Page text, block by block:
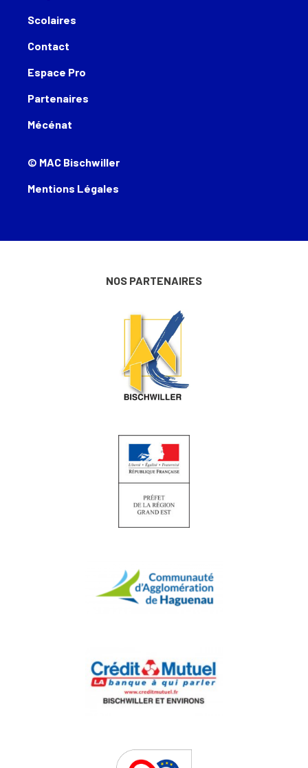
Scolaires
Contact
Espace Pro
Partenaires
Mécénat
© MAC Bischwiller
Mentions Légales
NOS PARTENAIRES